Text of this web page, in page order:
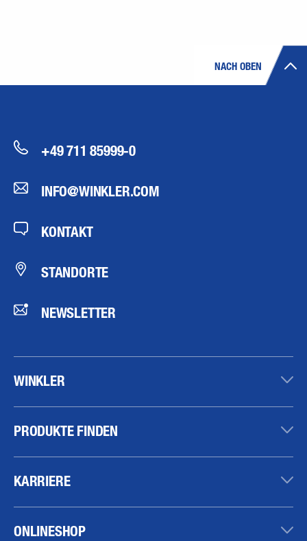
NACH OBEN
+49 711 85999-0
INFO@WINKLER.COM
KONTAKT
STANDORTE
NEWSLETTER
WINKLER
PRODUKTE FINDEN
KARRIERE
ONLINESHOP